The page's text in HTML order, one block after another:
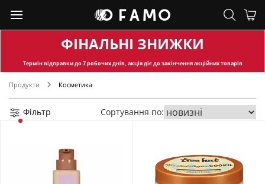
ФІНАЛЬНІ ЗНИЖКИ
Термін відправкидо 7 робочих днів, акція діє до закінчення акційних товарів
Продукти Косметика
Фільтр Сортування по: